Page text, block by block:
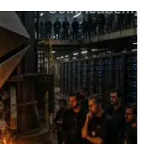
récompenses des